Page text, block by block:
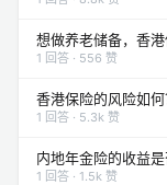
想做养老储备，香
1 回答 · 556 赞
香港保险的风险如
1 回答 · 5.3k 赞
内地年金险的收益
1 回答 · 1.5k 赞